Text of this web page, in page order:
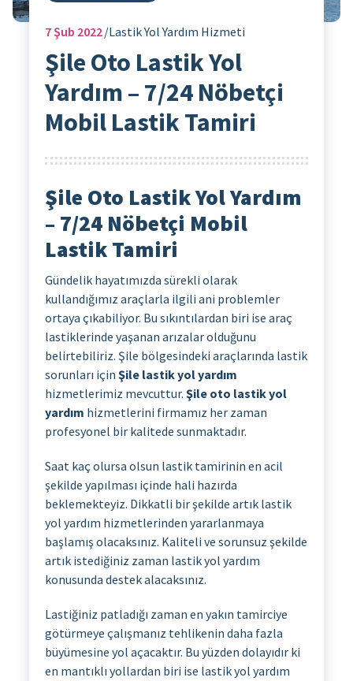
7Şub 2022 Lastik Yol Yardım Hizmeti
Şile Oto Lastik Yol
Yardım – 7/24 Nöbetçi
Mobil Lastik Tamiri
Şile Oto Lastik Yol Yardım
– 7/24 Nöbetçi Mobil
Lastik Tamiri
Gündelik hayatımızda sürekli olarak
kullandığımız araçlarla ilgili ani problemler
ortaya çıkabiliyor. Bu sıkıntılardan biri ise araç
lastiklerinde yaşanan arızalar olduğunu
belirtebiliriz. Şile bölgesindeki araçlarında lastik
sorunları için Şile lastik yol yardım
hizmetlerimiz mevcuttur. Şile oto lastik yol
yardım hizmetlerini firmamız her zaman
profesyonel bir kalitede sunmaktadır.
Saat kaç olursa olsun lastik tamirinin en acil
şekilde yapılması içinde hali hazırda
beklemekteyiz. Dikkatli bir şekilde artık lastik
yol yardım hizmetlerinden yararlanmaya
başlamış olacaksınız. Kaliteli ve sorunsuz şekilde
artık istediğiniz zaman lastik yol yardım
konusunda destek alacaksınız.
Lastiğiniz patladığı zaman en yakın tamirciye
götürmeye çalışmanız tehlikenin daha fazla
büyümesine yol açacaktır. Bu yüzden dolayıdır ki
en mantıklı yollardan biri ise lastik yol yardım